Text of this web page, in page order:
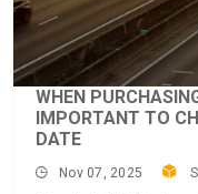
WHEN
IMPORTANT TO
DATE
Nov 07, 2025